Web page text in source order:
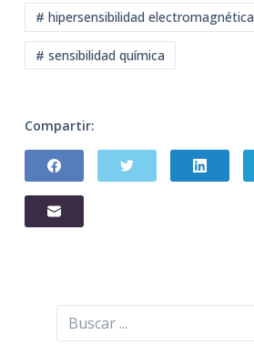
# hipersensibilidad electromagnética
# sensibilidad química
Compartir:
Buscar